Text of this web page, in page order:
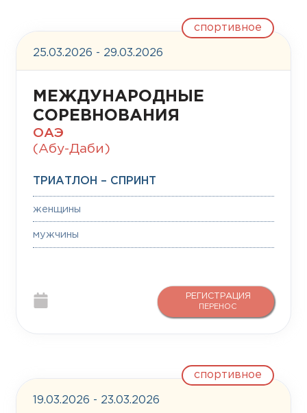
25.03.2026 - 29.03.2026
спортивное
МЕЖДУНАРОДНЫЕ
СОРЕВНОВАНИЯ
ОАЭ
(Абу-Даби)
ТРИАТЛОН – СПРИНТ
женщины
мужчины
РЕГИСТРАЦИЯ
ПЕРЕНОС
19.03.2026 - 23.03.2026
спортивное